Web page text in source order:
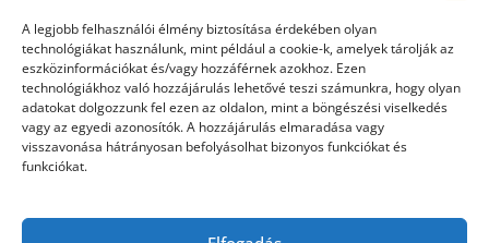
A legjobb felhasználói élmény biztosítása érdekében olyan
technológiákat használunk, mint például a cookie-k, amelyek tárolják az
eszközinformációkat és/vagy hozzáférnek azokhoz. Ezen
technológiákhoz való hozzájárulás lehetővé teszi számunkra, hogy olyan
adatokat dolgozzunk fel ezen az oldalon, mint a böngészési viselkedés
vagy az egyedi azonosítók. A hozzájárulás elmaradása vagy
visszavonása hátrányosan befolyásolhat bizonyos funkciókat és
funkciókat.
Poiwiki
Öntözőrendszer
Jazz Steps
Unicorn Multipro